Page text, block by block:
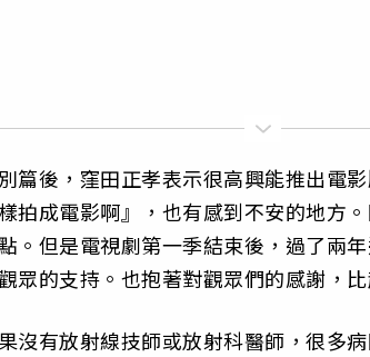
篇後，窪田正孝表示很高興能推出電
拍成電影啊』，也有感到不安的地方
。但是電視劇第一季結束後，過了兩
眾的支持。也抱著對觀眾們的感謝，比
沒有放射線技師或放射科醫師，很多